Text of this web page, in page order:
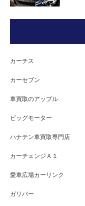
カーチス
カーセブン
車買取のアップル
ビッグモーター
ハナテン車買取専門店
カーチェンジＡ１
愛車広場カーリンク
ガリバー